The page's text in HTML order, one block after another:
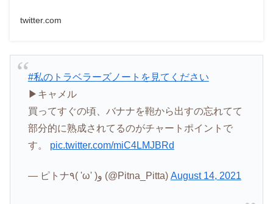
twitter.com
#私のトラベラーズノートを見てください
▶︎キャメル
買ってすぐの頃、バナナを鞄から出すの忘れてて
部分的に熟成されてるのがチャートポイントで
す。 pic.twitter.com/miC4LMJBRd
— ピトナ٩( 'ω' )و (@Pitna_Pitta) August 14, 2021